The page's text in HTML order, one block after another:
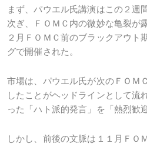
まず、パウエル氏講演はこの２週
次ぎ、ＦＯＭＣ内の微妙な亀裂が
２月ＦＯＭＣ前のブラックアウト
グで開催された。
市場は、パウエル氏が次のＦＯＭ
したことがヘッドラインとして流
った「ハト派的発言」を「熱烈歓
しかし、前後の文脈は１１月ＦＯ